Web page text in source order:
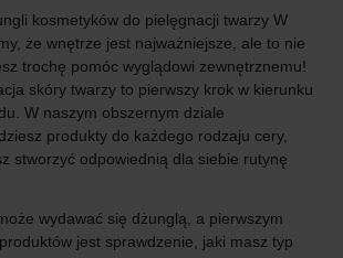
kosmetyków do pielęgnacji twarzy W
że wnętrze jest najważniejsze, ale to nie
trochę pomóc wyglądowi zewnętrznemu!
skóry twarzy to pierwszy krok w kierunku
W naszym obszernym dziale
produkty do każdego rodzaju cery,
stworzyć odpowiednią dla siebie rutynę
wydawać się dżunglą, a pierwszym
jest sprawdzenie, jaki masz typ